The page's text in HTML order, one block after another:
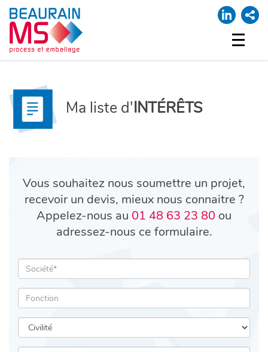
NOS MARQUES
MA LISTE
CONTACT
Ma liste d'INTÉRÊTS
Vous souhaitez nous soumettre un projet,
recevoir un devis, mieux nous connaitre ?
Appelez-nous au 01 48 63 23 80 ou
adressez-nous ce formulaire.